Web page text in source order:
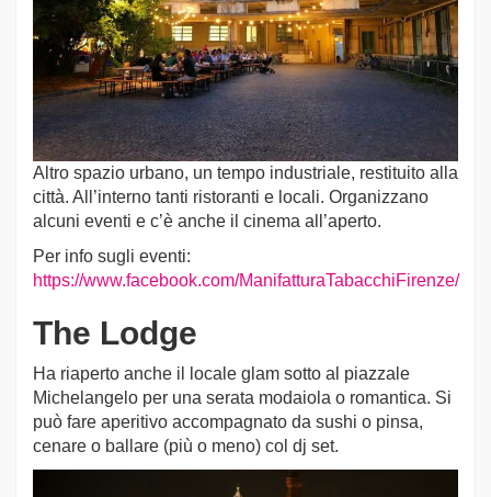
Altro spazio urbano, un tempo industriale, restituito alla
città. All’interno tanti ristoranti e locali. Organizzano
alcuni eventi e c’è anche il cinema all’aperto.
Per info sugli eventi:
https://www.facebook.com/ManifatturaTabacchiFirenze/
The Lodge
Ha riaperto anche il locale glam sotto al piazzale
Michelangelo per una serata modaiola o romantica. Si
può fare aperitivo accompagnato da sushi o pinsa,
cenare o ballare (più o meno) col dj set.